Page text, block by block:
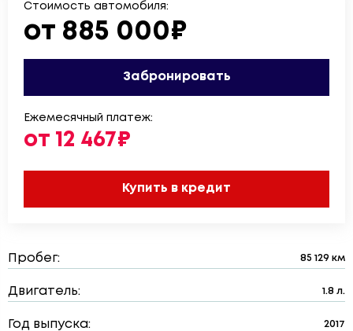
Стоимость автомобиля:
от 885 000₽
Забронировать
Ежемесячный платеж:
от 12 467₽
Купить в кредит
Пробег: 85 129 км
Двигатель: 1.8 л.
Год выпуска: 2017